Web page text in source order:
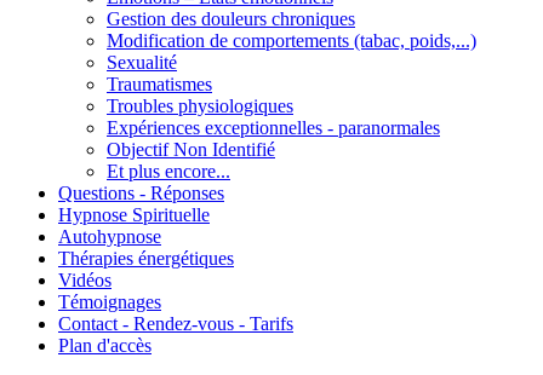
Gestion des douleurs chroniques
Modification de comportements (tabac, poids,...)
Sexualité
Traumatismes
Troubles physiologiques
Expériences exceptionnelles - paranormales
Objectif Non Identifié
Et plus encore...
Questions - Réponses
Hypnose Spirituelle
Autohypnose
Thérapies énergétiques
Vidéos
Témoignages
Contact - Rendez-vous - Tarifs
Plan d'accès